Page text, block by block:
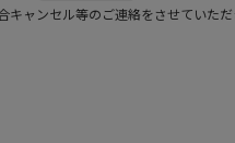
ャンセル等のご連絡をさせていただ